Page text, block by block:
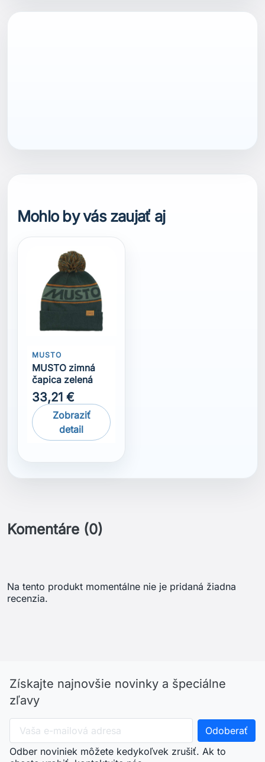
Mohlo by vás zaujať aj
MUSTO
MUSTO zimná
čapica zelená
33,21 €
Zobraziť
detail
Komentáre (0)
Na tento produkt momentálne nie je pridaná žiadna
recenzia.
Získajte najnovšie novinky a špeciálne
zľavy
Odber noviniek môžete kedykoľvek zrušiť. Ak to